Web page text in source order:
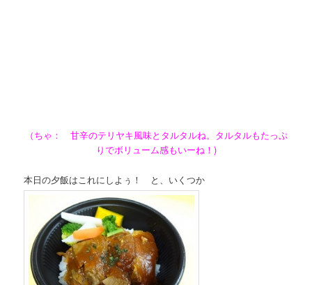
（ちゃ： 甘辛のテリヤキ風味とタルタルね。タルタルもたっぷ
りでボリューム感もいーね！)
本日の夕飯はこれにしよぅ！ と、いくつか